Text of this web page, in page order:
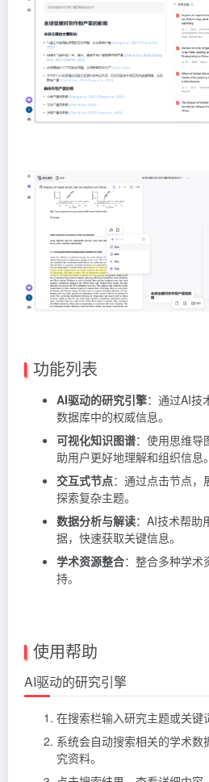
功能列表
AI驱动的研究引擎：通过AI技
数据库中的权威信息。
可视化知识图谱：使用思维导
助用户更好地理解和组织信息。
交互式节点：通过点击节点，
探索复杂主题。
数据分析与解读：AI技术帮助
据，快速获取关键信息。
学术资源整合：整合多种学术
持。
使用帮助
AI驱动的研究引擎
在搜索栏输入研究主题或关键
系统会自动搜索相关的学术
究资料。